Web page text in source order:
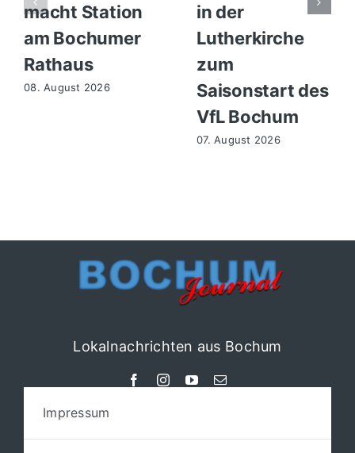
macht Station
am Bochumer
Rathaus
08. August 2026
in der
Lutherkirche
zum
Saisonstart des
VfL Bochum
07. August 2026
Lokalnachrichten aus Bochum
Impressum